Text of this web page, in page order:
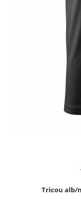
Tricouri drumetii
Tablouri PVC copii
Tricou alb/